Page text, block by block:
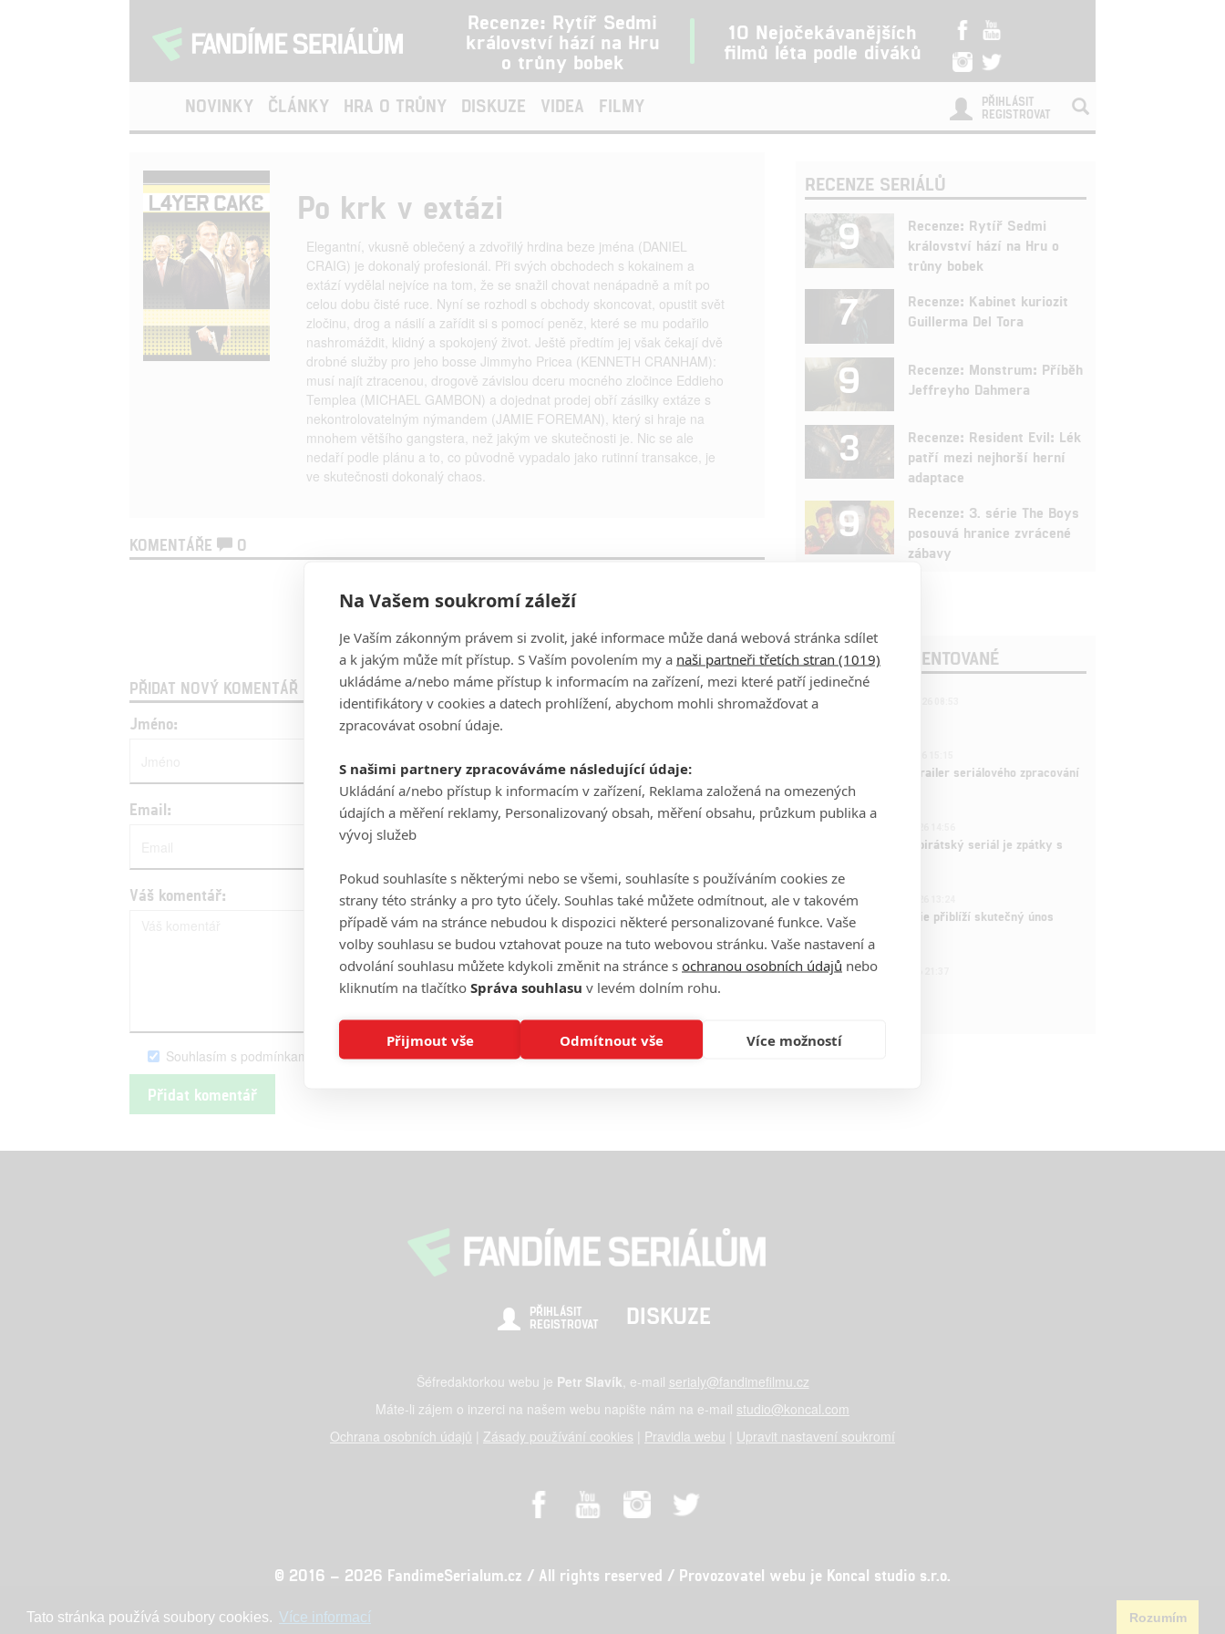
Tato stránka používá soubory cookies. Více informací Rozumím
Recenze: Rytíř Sedmi
království hází na Hru
o trůny bobek
10 Nejočekávanějších
filmů léta podle diváků
NOVINKY ČLÁNKY HRA O TRŮNY DISKUZE VIDEA FILMY
PŘIHLÁSIT
REGISTROVAT
Po krk v extázi
Elegantní, vkusně oblečený a zdvořilý hrdina beze jména (DANIEL
CRAIG) je dokonalý profesionál. Při svých obchodech s kokainem a
extází vydělal nejvíce na tom, že se snažil chovat nenápadně a mít po
celou dobu čisté ruce. Nyní se rozhodl s obchody skoncovat, opustit svět
zločinu, drog a násilí a zařídit si s pomocí peněz, které se mu podařilo
nashromáždit, klidný a spokojený život. Ještě předtím jej však čekají dvě
drobné služby pro jeho bosse Jimmyho Pricea (KENNETH CRANHAM):
musí najít ztracenou, drogově závislou dceru mocného zločince Eddieho
Templea (MICHAEL GAMBON) a dojednat prodej obří zásilky extáze s
nekontrolovatelným nýmandem (JAMIE FOREMAN), který si hraje na
mnohem většího gangstera, než jakým ve skutečnosti je. Nic se ale
nedaří podle plánu a to, co původně vypadalo jako rutinní transakce, je
ve skutečnosti dokonalý chaos.
KOMENTÁŘE 0
PŘIDAT NOVÝ KOMENTÁŘ
Jméno:
Email:
Váš komentář:
Souhlasím s podmínkami serveru FandimeFilmu.cz
RECENZE SERIÁLŮ
9
Recenze: Rytíř Sedmi
království hází na Hru o
trůny bobek
7
Recenze: Kabinet kuriozit
Guillerma Del Tora
9
Recenze: Monstrum: Příběh
Jeffreyho Dahmera
3
Recenze: Resident Evil: Lék
patří mezi nejhorší herní
adaptace
9
Recenze: 3. série The Boys
posouvá hranice zvrácené
zábavy
POSLEDNÍ KOMENTOVANÉ
Harry Potter: První trailer seriálového zpracování
je venku
3
One Piece: Oblíbený pirátský seriál je zpátky s
2ČLÁNEK | 15.03.2026 13:24
Nová dramatická série přiblíží skutečný únos
1OSOBA | 15.02.2026 21:37
PŘIHLÁSIT
REGISTROVAT
DISKUZE
Šéfredaktorkou webu je Petr Slavík, e-mail serialy@fandimefilmu.cz
Máte-li zájem o inzerci na našem webu napište nám na e-mail studio@koncal.com
Ochrana osobních údajů
Zásady používání cookies Pravidla webu Upravit nastavení soukromí
© 2016 – 2026 FandimeSerialum.cz / All rights reserved / Provozovatel webu je Koncal studio s.r.o.
Na Vašem soukromí záleží
Je Vaším zákonným právem si zvolit, jaké informace může daná webová stránka sdílet
a k jakým může mít přístup. S Vaším povolením my a naši partneři třetích stran (1019)
ukládáme a/nebo máme přístup k informacím na zařízení, mezi které patří jedinečné
identifikátory v cookies a datech prohlížení, abychom mohli shromažďovat a
zpracovávat osobní údaje.
S našimi partnery zpracováváme následující údaje:
Ukládání a/nebo přístup k informacím v zařízení, Reklama založená na omezených
údajích a měření reklamy, Personalizovaný obsah, měření obsahu, průzkum publika a
vývoj služeb
Pokud souhlasíte s některými nebo se všemi, souhlasíte s používáním cookies ze
strany této stránky a pro tyto účely. Souhlas také můžete odmítnout, ale v takovém
případě vám na stránce nebudou k dispozici některé personalizované funkce. Vaše
volby souhlasu se budou vztahovat pouze na tuto webovou stránku. Vaše nastavení a
odvolání souhlasu můžete kdykoli změnit na stránce s ochranou osobních údajů nebo
kliknutím na tlačítko Správa souhlasu v levém dolním rohu.
Přijmout vše Odmítnout vše Více možností